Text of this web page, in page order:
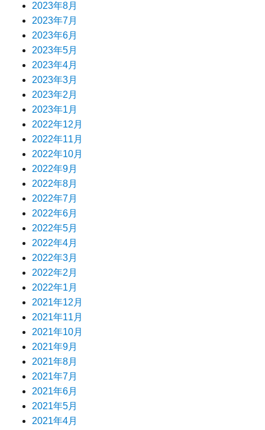
2023年8月
2023年7月
2023年6月
2023年5月
2023年4月
2023年3月
2023年2月
2023年1月
2022年12月
2022年11月
2022年10月
2022年9月
2022年8月
2022年7月
2022年6月
2022年5月
2022年4月
2022年3月
2022年2月
2022年1月
2021年12月
2021年11月
2021年10月
2021年9月
2021年8月
2021年7月
2021年6月
2021年5月
2021年4月